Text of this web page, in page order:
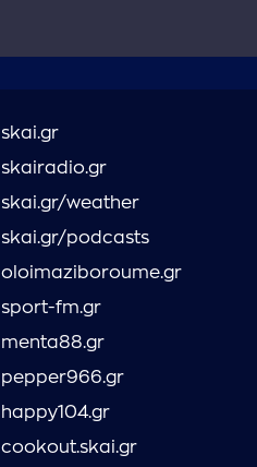
skai.gr
skairadio.gr
skai.gr/weather
skai.gr/podcasts
oloimaziboroume.gr
sport-fm.gr
menta88.gr
pepper966.gr
happy104.gr
cookout.skai.gr